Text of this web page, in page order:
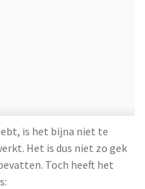
is het bijna niet te
Het is dus niet zo gek
Toch heeft het